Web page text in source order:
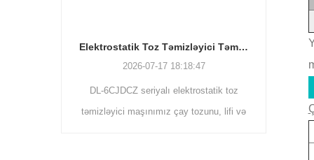
Elektrostatik Toz Təmizləyici Təmizləyici Maşın | Çay yarpağı çirkləri ayırıcı DL-6CJDCZ seriyası
6CJDCZ seriyalı elektrostatik toz
maşınımız çay tozunu, lifi və
2026-07-11